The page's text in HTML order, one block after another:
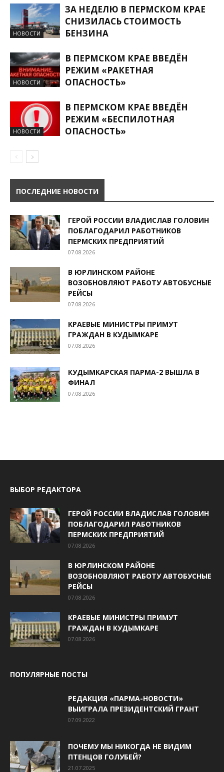
НОВОСТИ
ЗА НЕДЕЛЮ В ПЕРМСКОМ КРАЕ
СНИЗИЛАСЬ СТОИМОСТЬ
БЕНЗИНА
НОВОСТИ
В ПЕРМСКОМ КРАЕ ВВЕДЁН
РЕЖИМ «РАКЕТНАЯ
ОПАСНОСТЬ»
НОВОСТИ
В ПЕРМСКОМ КРАЕ ВВЕДЁН
РЕЖИМ «БЕСПИЛОТНАЯ
ОПАСНОСТЬ»
ПОСЛЕДНИЕ НОВОСТИ
ГЕРОЙ РОССИИ ВЛАДИСЛАВ ГОЛОВИН
ПОБЛАГОДАРИЛ РАБОТНИКОВ
ПЕРМСКИХ ПРЕДПРИЯТИЙ
07.08.2026
В ЮРЛИНСКОМ РАЙОНЕ
ВОЗОБНОВЛЯЮТ РАБОТУ АВТОБУСНЫЕ
РЕЙСЫ
07.08.2026
КРАЕВЫЕ МИНИСТРЫ ПРИМУТ
ГРАЖДАН В КУДЫМКАРЕ
07.08.2026
КУДЫМКАРСКАЯ ПАРМА-2 ВЫШЛА В
ФИНАЛ
07.08.2026
ВЫБОР РЕДАКТОРА
ГЕРОЙ РОССИИ ВЛАДИСЛАВ ГОЛОВИН
ПОБЛАГОДАРИЛ РАБОТНИКОВ
ПЕРМСКИХ ПРЕДПРИЯТИЙ
07.08.2026
В ЮРЛИНСКОМ РАЙОНЕ
ВОЗОБНОВЛЯЮТ РАБОТУ АВТОБУСНЫЕ
РЕЙСЫ
07.08.2026
КРАЕВЫЕ МИНИСТРЫ ПРИМУТ
ГРАЖДАН В КУДЫМКАРЕ
07.08.2026
ПОПУЛЯРНЫЕ ПОСТЫ
РЕДАКЦИЯ «ПАРМА-НОВОСТИ»
ВЫИГРАЛА ПРЕЗИДЕНТСКИЙ ГРАНТ
07.09.2022
ПОЧЕМУ МЫ НИКОГДА НЕ ВИДИМ
ПТЕНЦОВ ГОЛУБЕЙ?
21.07.2025